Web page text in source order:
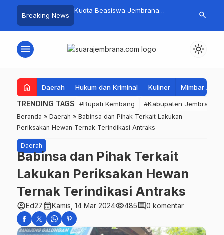
Breaking News
Kembang Beri
Warga Sri
Kuota Beasiswa Jembrana
Siapkan Upaya Penambahan di
Fantastis!
Jembrana
search
menu light_mode
home Daerah Hukum dan Kriminal Kuliner Mimbar
TRENDING TAGS #Bupati Kembang #Kabupaten Jembrana
Beranda » Daerah » Babinsa dan Pihak Terkait Lakukan
Periksakan Hewan Ternak Terindikasi Antraks
Daerah
Babinsa dan Pihak Terkait
Lakukan Periksakan Hewan
Ternak Terindikasi Antraks
account_circleEd27calendar_monthKamis, 14 Mar 2024visibility485comment0 komentar